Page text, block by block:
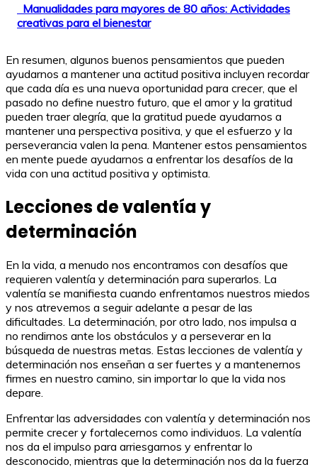
Manualidades para mayores de 80 años: Actividades
creativas para el bienestar
En resumen, algunos buenos pensamientos que pueden
ayudarnos a mantener una actitud positiva incluyen recordar
que cada día es una nueva oportunidad para crecer, que el
pasado no define nuestro futuro, que el amor y la gratitud
pueden traer alegría, que la gratitud puede ayudarnos a
mantener una perspectiva positiva, y que el esfuerzo y la
perseverancia valen la pena. Mantener estos pensamientos
en mente puede ayudarnos a enfrentar los desafíos de la
vida con una actitud positiva y optimista.
Lecciones de valentía y
determinación
En la vida, a menudo nos encontramos con desafíos que
requieren valentía y determinación para superarlos. La
valentía se manifiesta cuando enfrentamos nuestros miedos
y nos atrevemos a seguir adelante a pesar de las
dificultades. La determinación, por otro lado, nos impulsa a
no rendirnos ante los obstáculos y a perseverar en la
búsqueda de nuestras metas. Estas lecciones de valentía y
determinación nos enseñan a ser fuertes y a mantenernos
firmes en nuestro camino, sin importar lo que la vida nos
depare.
Enfrentar las adversidades con valentía y determinación nos
permite crecer y fortalecernos como individuos. La valentía
nos da el impulso para arriesgarnos y enfrentar lo
desconocido, mientras que la determinación nos da la fuerza